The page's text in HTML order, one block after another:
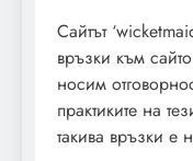
Сайтът
връзки към
носим
практиките на
такива връзки е